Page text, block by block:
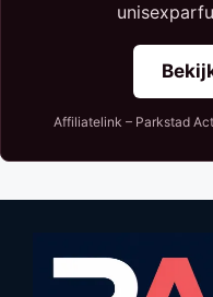
Affiliatelink – Parkstad